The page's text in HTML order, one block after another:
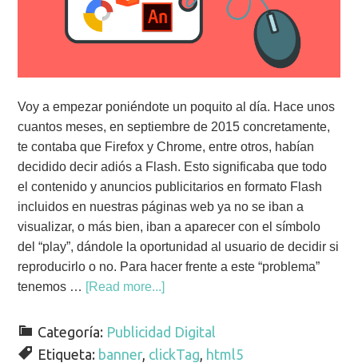
Voy a empezar poniéndote un poquito al día. Hace unos
cuantos meses, en septiembre de 2015 concretamente,
te contaba que Firefox y Chrome, entre otros, habían
decidido decir adiós a Flash. Esto significaba que todo
el contenido y anuncios publicitarios en formato Flash
incluidos en nuestras páginas web ya no se iban a
visualizar, o más bien, iban a aparecer con el símbolo
del “play”, dándole la oportunidad al usuario de decidir si
reproducirlo o no. Para hacer frente a este “problema”
tenemos … [Read more...]
Categoría: Publicidad Digital
Etiqueta: banner, clickTag html5